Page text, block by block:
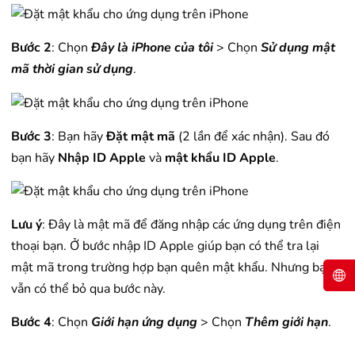
Bước 2: Chọn Đây là iPhone của tôi> Chọn Sử dụng mật
mã thời gian sử dụng.
Bước 3: Bạn hãyĐặt mật mã (2 lần để xác nhận). Sau đó
bạn hãy Nhập ID Apple và mật khẩu ID Apple.
Lưu ý: Đây là mật mã để đăng nhập các ứng dụng trên điện
thoại bạn. Ở bước nhập ID Apple giúp bạn có thể tra lại
mật mã trong trường hợp bạn quên mật khẩu. Nhưng bạn
vẫn có thể bỏ qua bước này.
Bước 4: Chọn Giới hạn ứng dụng > Chọn Thêm giới hạn.